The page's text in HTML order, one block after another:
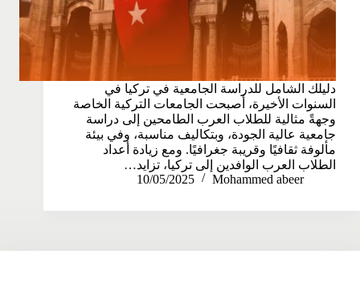
دليلك الشامل للدراسة الجامعية في تركيا في
السنوات الأخيرة، أصبحت الجامعات التركية الخاصة
وجهةً مثالية للطلاب العرب الطامحين إلى دراسة
جامعية عالية الجودة، وبتكاليف مناسبة، وفي بيئة
مألوفة ثقافيًا وقريبة جغرافيًا. ومع زيادة أعداد
الطلاب العرب الوافدين إلى تركيا، تزايد…
Mohammed abeer
10/05/2025